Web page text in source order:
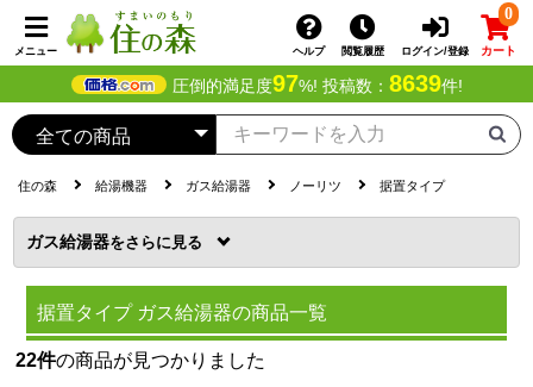
メニュー ヘルプ 閲覧履歴 ログイン/登録
0
カート
圧倒的満足度97%! 投稿数： 8639件!
住の森 給湯機器 ガス給湯器 ノーリツ 据置タイプ
ガス給湯器を
据置タイプ ガス給湯器の商品一覧
22件の商品が見つかりました